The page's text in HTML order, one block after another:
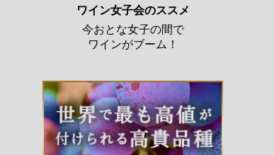
ワイン女子会のススメ
今おとな女子の間で
ワインがブーム！